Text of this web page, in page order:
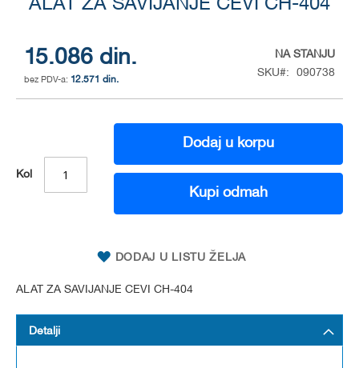
ALAT ZA SAVIJANJE CEVI CH-404
15.086 din.
12.571 din.
NA STANJU
SKU
090738
Kol
Dodaj u korpu
Kupi odmah
DODAJ U LISTU ŽELJA
ALAT ZA SAVIJANJE CEVI CH-404
of
the
images
gallery
Detalji